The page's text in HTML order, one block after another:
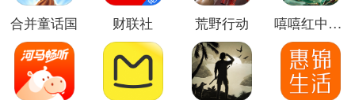
合并童话国 财联社 荒野行动 嘻嘻红中麻将